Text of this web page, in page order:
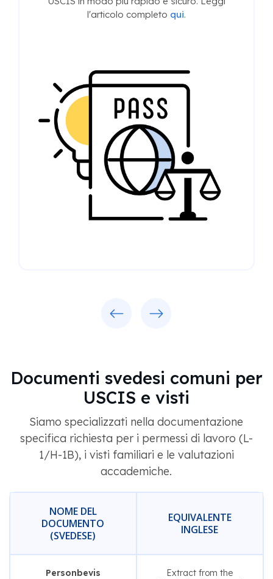
l'articolo completo qui.
Documenti svedesi comuni per
USCIS e visti
Siamo specializzati nella documentazione
specifica richiesta per i permessi di lavoro (L-
1/H-1B), i visti familiari e le valutazioni
accademiche.
NOME DEL
DOCUMENTO
(SVEDESE)
EQUIVALENTE
INGLESE
Personbevis
Extract from the